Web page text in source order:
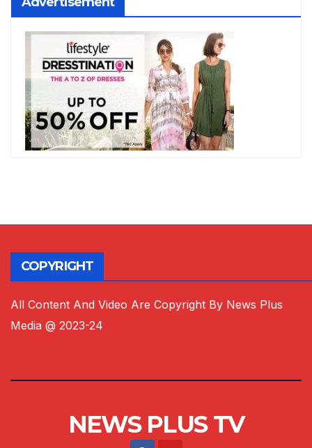
COPYRIGHT
All Content And Video Are Copyright By News Plus
Media @ 2023-24
NEWS PLUS TV